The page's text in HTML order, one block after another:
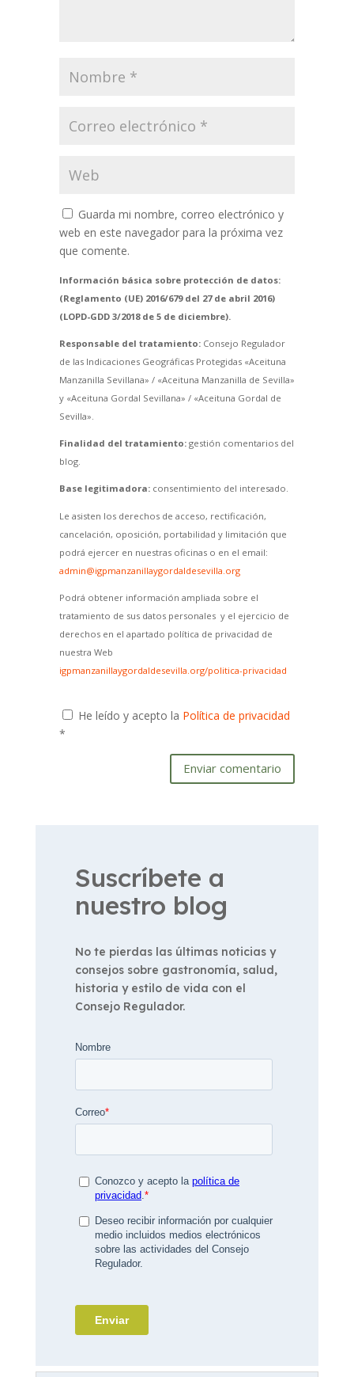
Guarda mi nombre, correo electrónico y
web en este navegador para la próxima vez
que comente.
Información básica sobre protección de datos:
(Reglamento (UE) 2016/679 del 27 de abril 2016)
(LOPD-GDD 3/2018 de 5 de diciembre).
Responsable del tratamiento:Consejo Regulador
de las Indicaciones Geográficas Protegidas «Aceituna
Manzanilla Sevillana» / «Aceituna Manzanilla de Sevilla»
y «Aceituna Gordal Sevillana» / «Aceituna Gordal de
Sevilla».
Finalidad del tratamiento:gestión comentarios del
blog.
Base legitimadora:consentimiento del interesado.
Le asisten los derechos de acceso, rectificación,
cancelación, oposición, portabilidad y limitación que
podrá ejercer en nuestras oficinas o en el email:
admin@igpmanzanillaygordaldesevilla.org
Podrá obtener información ampliada sobre el
tratamiento de sus datos personales y el ejercicio de
derechos en el apartado política de privacidad de
nuestra Web
igpmanzanillaygordaldesevilla.org/politica-privacidad
He leído y acepto la Política de privacidad
*
Enviar comentario
Suscríbete a
nuestro blog
No te pierdas las últimas noticias y
consejos sobre gastronomía, salud,
historia y estilo de vida con el
Consejo Regulador.